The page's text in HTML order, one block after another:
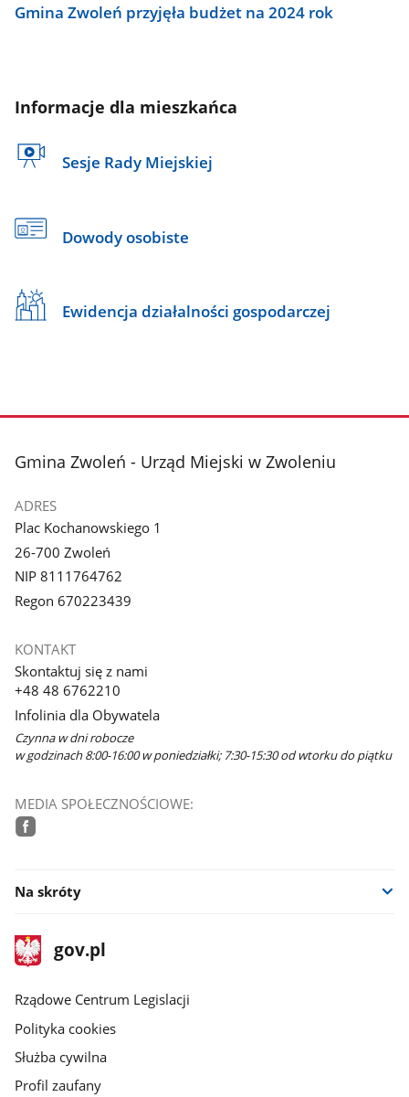
Gmina Zwoleń przyjęła budżet na 2024 rok
Informacje dla mieszkańca
Sesje Rady Miejskiej
Dowody osobiste
Ewidencja działalności gospodarczej
stopka
Gmina Zwoleń - Urząd Miejski w Zwoleniu
ADRES
Plac Kochanowskiego 1
26-700 Zwoleń
NIP 8111764762
Regon 670223439
KONTAKT
Skontaktuj się z nami
+48 48 6762210
Infolinia dla Obywatela
Czynna w dni robocze
w godzinach 8:00-16:00 w poniedziałki; 7:30-15:30 od wtorku do piątku
MEDIA SPOŁECZNOŚCIOWE:
Na skróty
stopka
gov.plStrona
gov.pl
Rządowe Centrum Legislacji
Polityka cookies
Służba cywilna
Profil zaufany